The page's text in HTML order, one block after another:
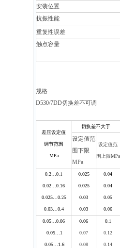
安装位置
抗振性能
重复性误差
触点容量
规格
D530/7DD切换差不可调
差压设定值
调节范围
MPa
切换差不大于
设定值范
围下限
MPa
设定值范
围上限MPa
0.2…0.1
0.02…0.16
0.025…0.25
0.03…0.4
0.025
0.025
0.03
0.03
0.04
0.04
0.05
0.06
0.05…0.06
0.05…1
0.05…1.6
0.06
0.07
0.08
0.1
0.12
0.14